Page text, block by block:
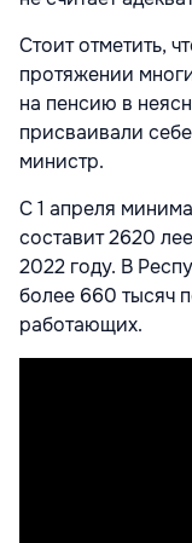
Стоит отметить,
протяжении
на пенсию в
присваивали
министр.
С 1 апреля
составит 2620
2022 году. В
более 660 тысяч
работающих.